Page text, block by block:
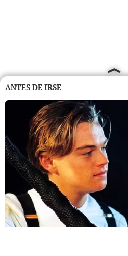
ANTES DE IRSE